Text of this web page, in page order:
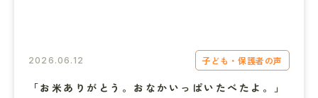
2026.06.12 子ども・保護者の声
「お米ありがとう。おなかいっぱいたべたよ。」